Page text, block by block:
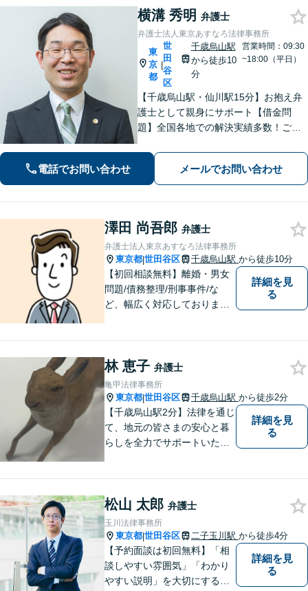
横溝 秀明 弁護士
弁護士法人東京あすなろ法律事務所
東
京
都
|
世
田
谷
区
千歳烏山駅
から徒歩10
分
営業時間：09:30
~18:00（平日）
【千歳烏山駅・仙川駅15分】お抱え弁
護士として親身にサポート【借金問
題】全国各地での解決実績多数！ご相
対応で満足度の高い解決を目指します
【相続・遺言】協議・調停・裁判に幅
広く対応【分割払い対応】【電話相談
OK】
電話でお問い合わせ メールでお問い合わせ
澤田 尚吾郎 弁護士
弁護士法人東京あすなろ法律事務所
東京都|世田谷区 千歳烏山駅 から徒歩10分
【初回相談無料】離婚・男女
問題/債務整理/刑事事件/な
ど、幅広く対応しておりま
した弁護活動を行います。
【電話相談可】
詳細を見
る
林 恵子 弁護士
亀甲法律事務所
東京都|世田谷区 千歳烏山駅 から徒歩2分
【千歳烏山駅2分】法律を通じ
て、地元の皆さまの安心と暮
らしを全力でサポートいたし
に複雑なお悩みでも、安心し
てご相談ください。※電話は
面談予約のみ。【地域密着型
の法律事務所】
詳細を見
る
松山 太郎 弁護士
玉川法律事務所
東京都|世田谷区 二子玉川駅 から徒歩4分
【予約面談は初回無料】「相
談しやすい雰囲気」「わかり
やすい説明」を大切にする事
詳細を見
る